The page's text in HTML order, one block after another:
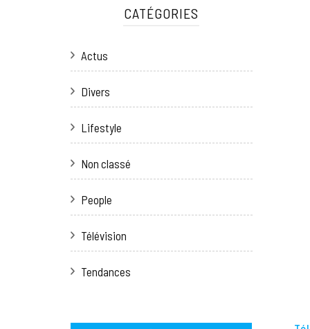
CATÉGORIES
Actus
Divers
Lifestyle
Non classé
People
Télévision
Tendances